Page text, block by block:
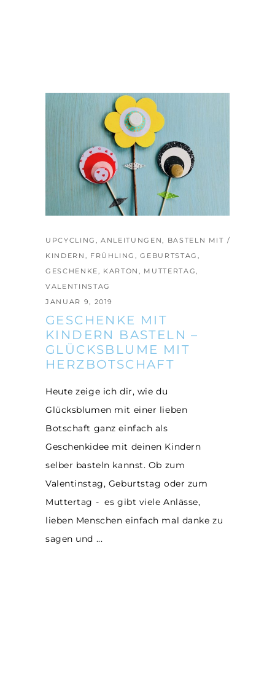
UPCYCLING ,ANLEITUNGEN, BASTELN MIT
KINDERN , FRÜHLING,GEBURTSTAG ,
GESCHENKE, KARTON, MUTTERTAG,
VALENTINSTAG
JANUAR 9, 2019
GESCHENKE MIT
KINDERN BASTELN –
GLÜCKSBLUME MIT
HERZBOTSCHAFT
Heute zeige ich dir, wie du
Glücksblumen mit einer lieben
Botschaft ganz einfach als
Geschenkidee mit deinen Kindern
selber basteln kannst. Ob zum
Valentinstag, Geburtstag oder zum
Muttertag - es gibt viele Anlässe,
lieben Menschen einfach mal danke zu
sagen und